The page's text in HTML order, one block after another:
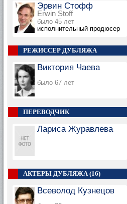
Эрвин Стофф
Erwin Stoff
было 45 лет
исполнительный продюсер
РЕЖИССЕР ДУБЛЯЖА
Виктория Чаева
было 67 лет
ПЕРЕВОДЧИК
Лариса Журавлева
АКТЕРЫ ДУБЛЯЖА (16)
Всеволод Кузнецов